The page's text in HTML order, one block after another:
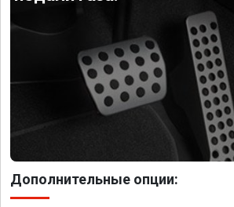
Дополнительные опции: